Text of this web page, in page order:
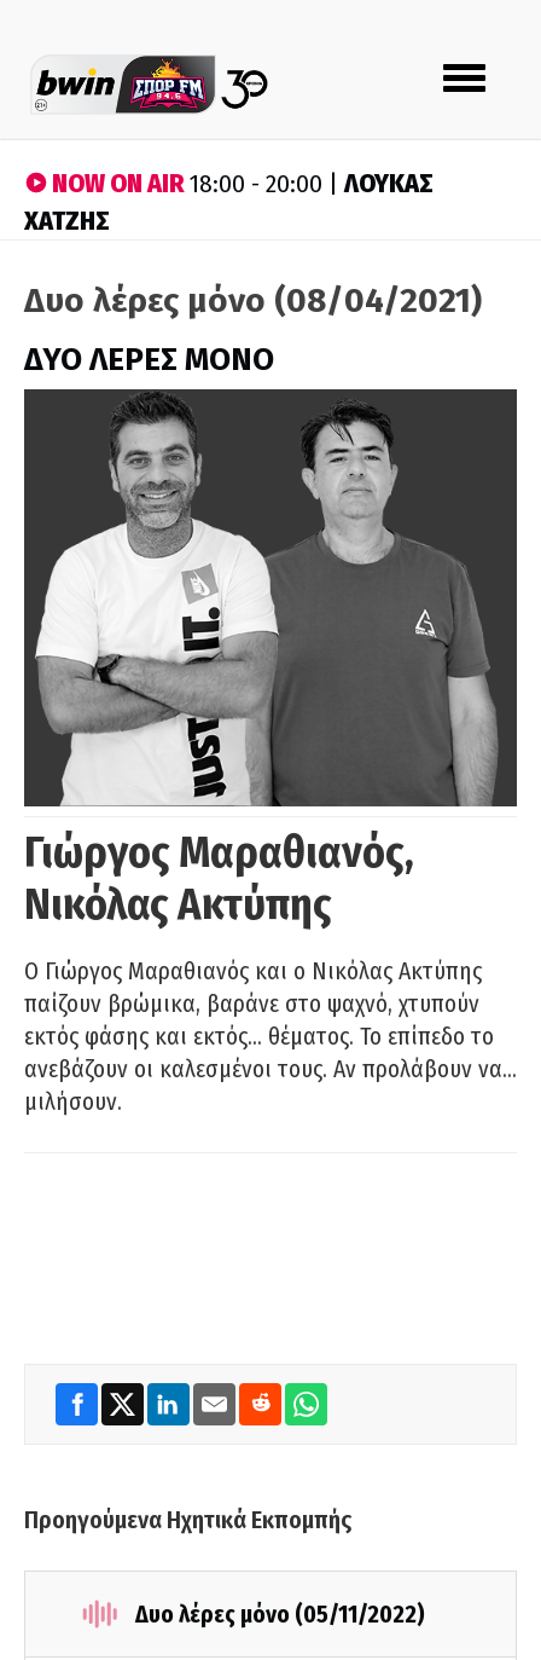
Toggle
navigation
NOW ON AIR18:00 - 20:00 |ΛΟΥΚΑΣ
ΧΑΤΖΗΣ
Δυο λέρες μόνο (08/04/2021)
ΔΥΟ ΛΕΡΕΣ ΜΟΝΟ
Γιώργος Μαραθιανός,
Νικόλας Ακτύπης
Ο Γιώργος Μαραθιανός και ο Νικόλας Ακτύπης
παίζουν βρώμικα, βαράνε στο ψαχνό, χτυπούν
εκτός φάσης και εκτός… θέματος. Το επίπεδο το
ανεβάζουν οι καλεσμένοι τους. Αν προλάβουν να…
μιλήσουν.
Προηγούμενα Ηχητικά Εκπομπής
Δυο λέρες μόνο (05/11/2022)